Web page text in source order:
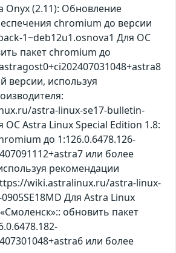
(2.11): Обновление
chromium до версии
1~deb12u1.osnova1 Для ОС
пакет chromium до
версии, используя
astra-linux-se17-bulletin-
ОС Astra Linux Special Edition 1.8:
до 1:126.0.6478.126-
или более
рекомендации
wiki.astralinux.ru/astra-linux-
Для Astra Linux
обновить пакет
или более